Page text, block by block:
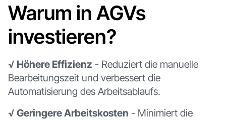
Warum in AGVs
investieren?
√ Höhere Effizienz - Reduziert die manuelle
Bearbeitungszeit und verbessert die
Automatisierung des Arbeitsablaufs.
√ Geringere Arbeitskosten - Minimiert die